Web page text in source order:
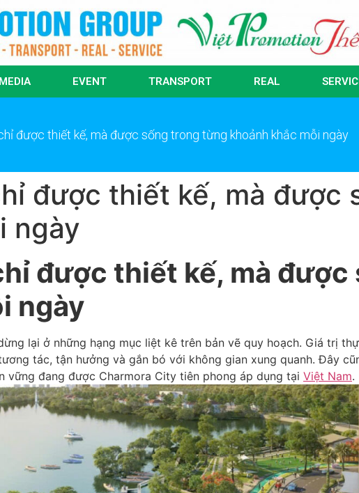
MEDIA EVENT TRANSPORT REAL
được thiết kế, mà được sống trong từng khoảnh khắc mỗi ngày
được thiết kế, mà được
ngày
được thiết kế, mà
ngày
lại ở những hạng mục liệt kê trên bản vẽ quy hoạch. Giá trị
tác, tận hưởng và gắn bó với không gian xung quanh. Đây
vững đang được Charmora City tiên phong áp dụng tại Việt Nam.